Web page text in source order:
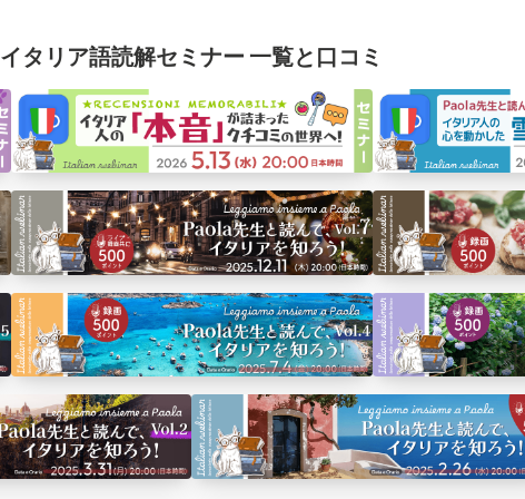
イタリア語読解セミナー 一覧と口コミ